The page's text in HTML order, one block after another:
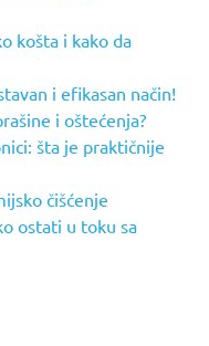
košta i kako da
i efikasan način!
i oštećenja?
šta je praktičnije
čišćenje
ostati u toku sa